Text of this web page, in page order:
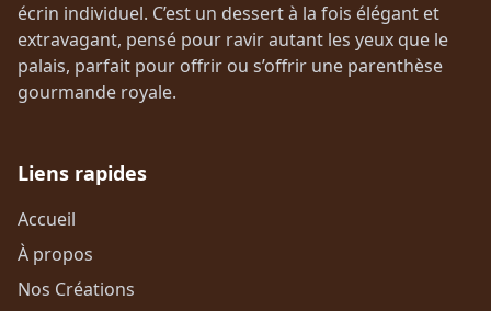
écrin individuel. C’est un dessert à la fois élégant et
extravagant, pensé pour ravir autant les yeux que le
palais, parfait pour offrir ou s’offrir une parenthèse
gourmande royale.
Liens rapides
Accueil
À propos
Nos Créations